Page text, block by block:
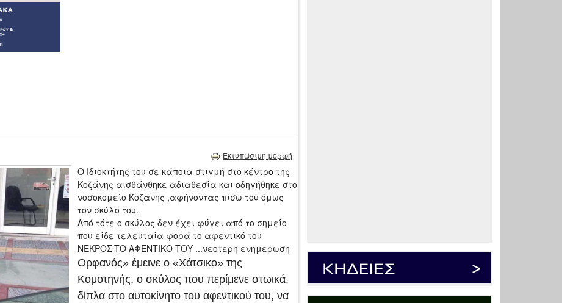
Εκτυπώσιμη μορφή
Ο Ιδιοκτήτης του σε κάποια στιγμή στο κέντρο της
Κοζάνης αισθάνθηκε αδιαθεσία και οδηγήθηκε στο
νοσοκομείο Κοζάνης ,αφήνοντας πίσω του όμως
τον σκύλο του.
Από τότε ο σκύλος δεν έχει φύγει από το σημείο
που είδε τελευταία φορά το αφεντικό του
ΝΕΚΡΟΣ ΤΟ ΑΦΕΝΤΙΚΟ ΤΟΥ ...νεοτερη ενημερωση
Ορφανός» έμεινε ο «Χάτσικο» της
Κομοτηνής, ο σκύλος που περίμενε στωικά,
δίπλα στο αυτοκίνητο του αφεντικού του, να